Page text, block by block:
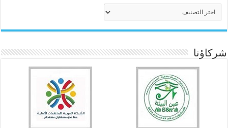
شركاؤنا